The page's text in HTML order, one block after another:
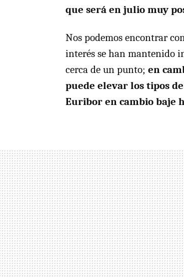
que será en julio muy
Nos podemos encontrar
interés se han mantenido
cerca de un punto; en
puede elevar los tipos
Euribor en cambio baje